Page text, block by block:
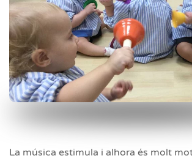
La música estimula i alhora és molt